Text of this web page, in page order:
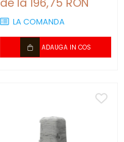
LA COMANDA
ADAUGA IN COS